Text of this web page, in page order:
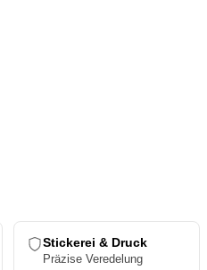
Stickerei & Druck
Präzise Veredelung